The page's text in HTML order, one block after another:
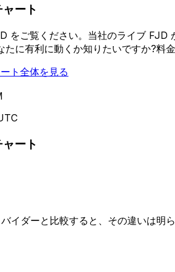
ート
をご覧ください。当社のライブ FJD
たに有利に動くか知りたいですか?
ト全体を見る
ート
イダーと比較すると、その違いは明